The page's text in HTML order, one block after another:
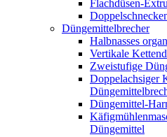
Flachdüsen-
Düngemittelbrecher
Halbnasses
Vertikale
Zweistufige
Doppelachsiger
Düngemittel-
Düngemittel